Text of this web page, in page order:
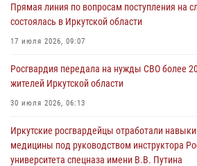
Росгвардейцы потушили загоревшийся
03 августа 2026, 04:55
Дню Воздушно-десантных войск в Иркутской
03 августа 2026, 03:32
сердца к сердцу» (видео)
31 июля 2026, 04:37 1
Прямая линия по вопросам поступления на
состоялась в Иркутской области
17 июля 2026, 09:07
Росгвардия передала на нужды СВО более
жителей Иркутской области
30 июля 2026, 06:13
Иркутские росгвардейцы отработали
медицины под руководством инструктора
университета спецназа имени В.В. Путина